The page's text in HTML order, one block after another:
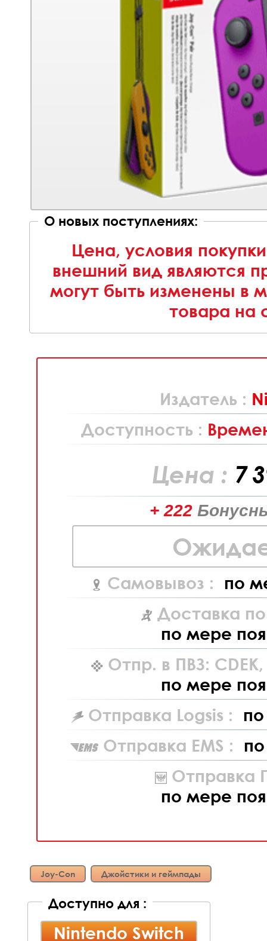
О новых поступлениях:
Цена, условия
внешний вид являются
могут быть изменены в
товара на
Издатель :
Доступность :
Цена : 7
+ 222
Самовывоз : по
Доставка
по мере
Отпр. в ПВЗ: CDEK,
по мере
Отправка Logsis :
Отправка EMS :
Отправка
по мере
Joy-Con Джойстики и геймпады
Доступно для :
Nintendo Switch